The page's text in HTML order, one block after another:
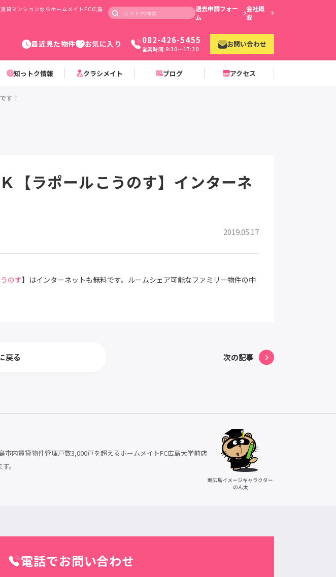
貸マンションならホームメイトFC広島
退去申請フォー
ム
会社概
要
最近見た物件 お気に入り 082-426-5455
営業時間 9:30〜17:30
お問い合わせ
知っトク情報 クラシメイト ブログ アクセス
す！
【ラポールこうのす】インターネ
2019.05.17
のす】はインターネットも無料です。ルームシェア可能なファミリー物件の中
戻る 次の記事
内賃貸物件管理戸数3,000戸を超えるホームメイトFC広島大学前店
。
電話でお問い合わせ